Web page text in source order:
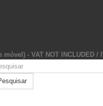
- VAT NOT INCLUDED /